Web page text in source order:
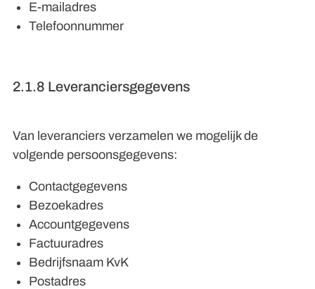
E-mailadres
Telefoonnummer
2.1.8 Leveranciersgegevens
Van leveranciers verzamelen we mogelijk de
volgende persoonsgegevens:
Contactgegevens
Bezoekadres
Accountgegevens
Factuuradres
Bedrijfsnaam KvK
Postadres